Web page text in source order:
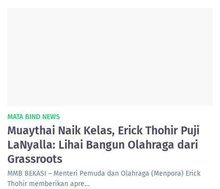
MATA BIND NEWS
Muaythai Naik Kelas, Erick Thohir Puji
LaNyalla: Lihai Bangun Olahraga dari
Grassroots
MMB BEKASI – Menteri Pemuda dan Olahraga (Menpora) Erick
Thohir memberikan apre…